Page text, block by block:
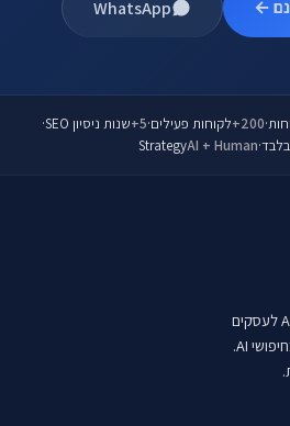
←
WhatsApp
·
200+ לקוחות פעילים·
5+ שנות ניסיון SEO
·
בלבד·
AI + Human
Strategy
סוכנות קידום אתרים מבוססת AI לעסקים
שרוצים להיות ראשונים בגוגל ובחיפושי AI.